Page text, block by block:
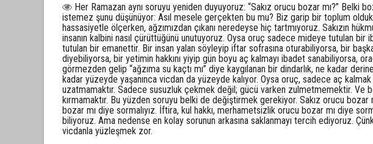
Her Ramazan aynı soruyu yeniden duyuyoruz: “Sakız orucu bozar mı?” Belki
istemez şunu düşünüyor: Asıl mesele gerçekten bu mu? Biz garip bir toplum
hassasiyetle ölçerken, ağzımızdan çıkanı neredeyse hiç tartmıyoruz. Sakızın
insanın kalbini nasıl çürüttüğünü unutuyoruz. Oysa oruç sadece mideye tutulan
tutulan bir emanettir. Bir insan yalan söyleyip iftar sofrasına oturabiliyorsa, bir
diyebiliyorsa, bir yetimin hakkını yiyip gün boyu aç kalmayı ibadet sanabiliyorsa,
görmezden gelip “ağzıma su kaçtı mı” diye kaygılanan bir dindarlık, ne kadar
kadar yüzeyde yaşanınca vicdan da yüzeyde kalıyor. Oysa oruç, sadece aç
uzatmamaktır. Sadece susuzluk çekmek değil; gücü varken zulmetmemektir. Ve
kırmamaktır. Bu yüzden soruyu belki de değiştirmek gerekiyor. Sakız orucu
bozar mı diye sormalıyız. İftira, kul hakkı, merhametsizlik orucu bozar mı diye
biliyoruz. Ama nedense en kolay sorunun arkasına saklanmayı tercih ediyoruz.
vicdanla yüzleşmek zor.